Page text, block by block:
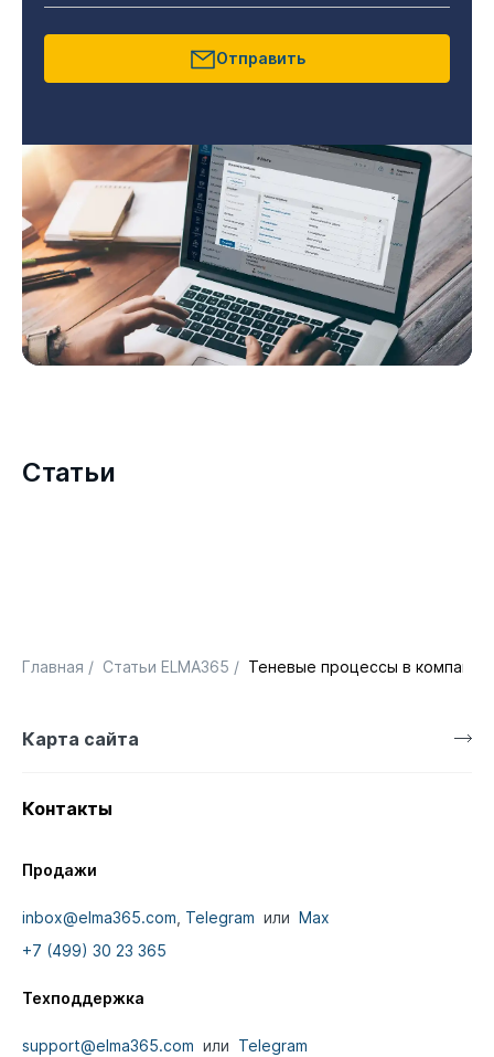
Отправить
Статьи
Главная / Статьи ELMA365 / Теневые процессы в компании
Карта сайта
Контакты
Продажи
inbox@elma365.com Telegram или Max
+7 (499) 30 23 365
Техподдержка
support@elma365.com или Telegram